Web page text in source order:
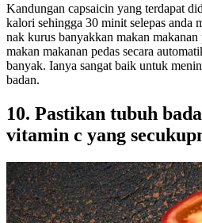
Kandungan capsaicin yang terdapat
kalori sehingga 30 minit selepas anda
nak kurus banyakkan makan
makan makanan pedas secara
banyak. Ianya sangat baik untuk
badan.
10. Pastikan tubuh
vitamin c yang